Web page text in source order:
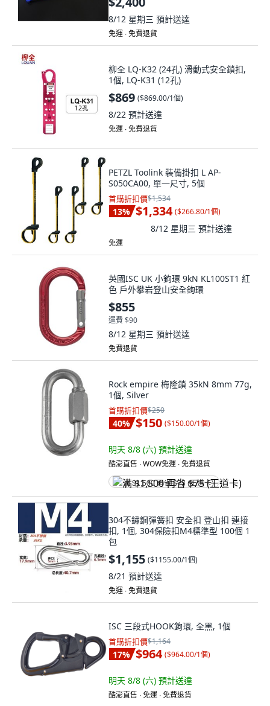
8/12 星期三 預計送達
免運 ∙ 免費退貨
柳全 LQ-K32 (24孔) 滑動式安全鎖扣,
1個, LQ-K31 (12孔)
$869 ($869.00/1個)
8/22 預計送達
免運 ∙ 免費退貨
PETZL Toolink 裝備掛扣 L AP-
S050CA00, 單一尺寸, 5個
首購折扣價$1,534
13% $1,334 ($266.80/1個)
8/12 星期三 預計送達
免運
英國ISC UK 小鉤環 9kN KL100ST1 紅
色 戶外攀岩登山安全鉤環
$855
運費 $90
8/12 星期三 預計送達
免費退貨
Rock empire 梅隆鎖 35kN 8mm 77g,
1個, Silver
首購折扣價$250
40% $150 ($150.00/1個)
明天 8/8 (六) 預計送達
酷澎直售 ∙ WOW免運 ∙ 免費退貨
满 $1,500 再省 $75 (王道卡)
304不鏽鋼彈簧扣 安全扣 登山扣 連接
扣, 1個, 304保險扣M4標準型 100個 1
包
$1,155 ($1155.00/1個)
8/21 預計送達
免運 ∙ 免費退貨
ISC 三段式HOOK鉤環, 全黑, 1個
首購折扣價$1,164
17% $964 ($964.00/1個)
明天 8/8 (六) 預計送達
酷澎直售 ∙ 免運 ∙ 免費退貨